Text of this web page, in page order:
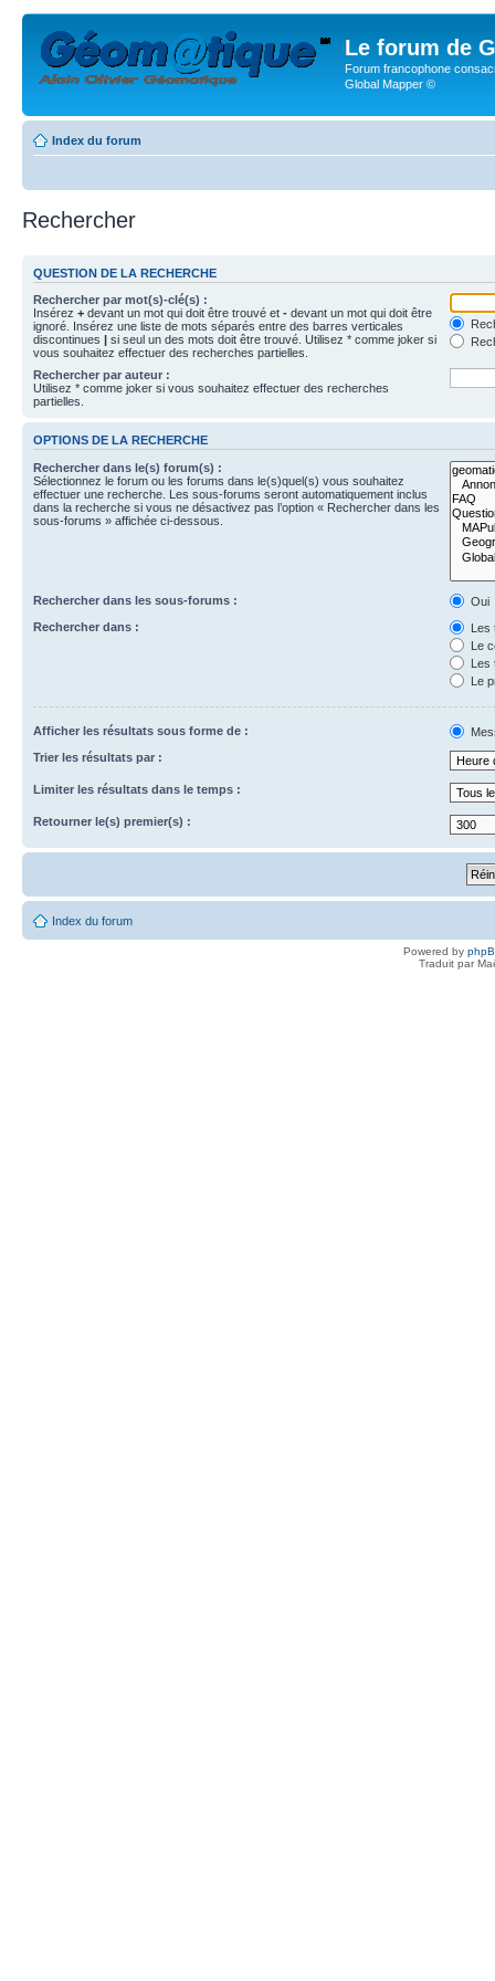
Le forum de
Forum francophone
Global Mapper ©
Index du forum
Rechercher
QUESTION DE LA RECHERCHE
Rechercher par mot(s)-clé(s) :
Insérez + devant un mot qui doit être trouvé et - devant un mot qui doit être
ignoré. Insérez une liste de mots séparés entre des barres verticales
discontinues | si seul un des mots doit être trouvé. Utilisez * comme joker si
vous souhaitez effectuer des recherches partielles.
Rechercher par auteur :
Utilisez * comme joker si vous souhaitez effectuer des recherches
partielles.
OPTIONS DE LA RECHERCHE
Rechercher dans le(s) forum(s) :
Sélectionnez le forum ou les forums dans le(s)quel(s) vous souhaitez
effectuer une recherche. Les sous-forums seront automatiquement inclus
dans la recherche si vous ne désactivez pas l’option « Rechercher dans les
sous-forums » affichée ci-dessous.
Rechercher dans les sous-forums :
Oui
Rechercher dans :
Les
Le
Les
Le
Afficher les résultats sous forme de :
Trier les résultats par :
Limiter les résultats dans le temps :
Retourner le(s) premier(s) :
Index du forum
Powered by
Traduit par